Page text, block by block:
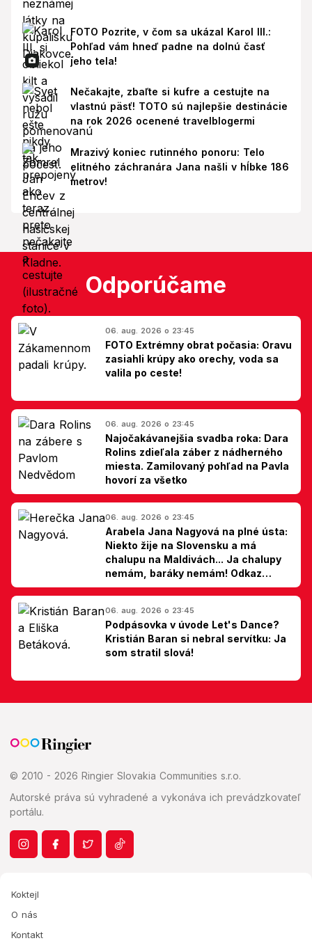
FOTO Pozrite, v čom sa ukázal Karol III.:
Pohľad vám hneď padne na dolnú časť
jeho tela!
Nečakajte, zbaľte si kufre a cestujte na
vlastnú päsť! TOTO sú najlepšie destinácie
na rok 2026 ocenené travelblogermi
Mrazivý koniec rutinného ponoru: Telo
elitného záchranára Jana našli v hĺbke 186
metrov!
Odporúčame
06. aug. 2026 o 23:45
FOTO Extrémny obrat počasia: Oravu
zasiahli krúpy ako orechy, voda sa
valila po ceste!
06. aug. 2026 o 23:45
Najočakávanejšia svadba roka: Dara
Rolins zdieľala záber z nádherného
miesta. Zamilovaný pohľad na Pavla
hovorí za všetko
06. aug. 2026 o 23:45
Arabela Jana Nagyová na plné ústa:
Niekto žije na Slovensku a má
chalupu na Maldivách... Ja chalupy
nemám, baráky nemám! Odkaz
Slovákom
06. aug. 2026 o 23:45
Podpásovka v úvode Let's Dance?
Kristián Baran si nebral servítku: Ja
som stratil slová!
© 2010 - 2026 Ringier Slovakia Communities s.r.o.
Autorské práva sú vyhradené a vykonáva ich prevádzkovateľ
portálu.
Koktejl
O nás
Kontakt